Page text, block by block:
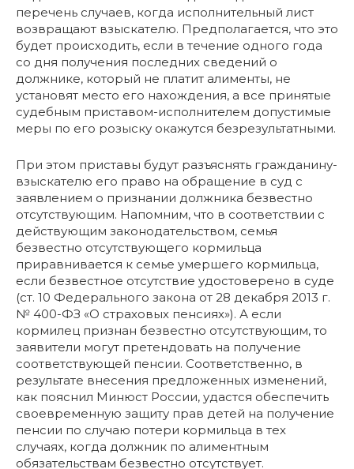
перечень случаев, когда исполнительный лист
возвращают взыскателю. Предполагается, что это
будет происходить, если в течение одного года
со дня получения последних сведений о
должнике, который не платит алименты, не
установят место его нахождения, а все принятые
судебным приставом-исполнителем допустимые
меры по его розыску окажутся безрезультатными.
При этом приставы будут разъяснять гражданину-
взыскателю его право на обращение в суд с
заявлением о признании должника безвестно
отсутствующим. Напомним, что в соответствии с
действующим законодательством, семья
безвестно отсутствующего кормильца
приравнивается к семье умершего кормильца,
если безвестное отсутствие удостоверено в суде
(ст. 10 Федерального закона от 28 декабря 2013 г.
№ 400-ФЗ «О страховых пенсиях»). А если
кормилец признан безвестно отсутствующим, то
заявители могут претендовать на получение
соответствующей пенсии. Соответственно, в
результате внесения предложенных изменений,
как пояснил Минюст России, удастся обеспечить
своевременную защиту прав детей на получение
пенсии по случаю потери кормильца в тех
случаях, когда должник по алиментным
обязательствам безвестно отсутствует.